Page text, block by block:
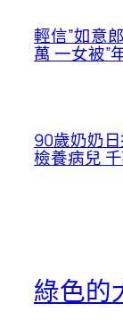
輕信”如意
萬 一女被”
90歲奶奶
檢養病兒
綠色的